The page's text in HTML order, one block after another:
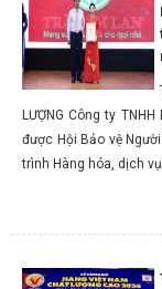
LƯỢNG Công ty
được Hội Bảo vệ
trình Hàng hóa, dịch